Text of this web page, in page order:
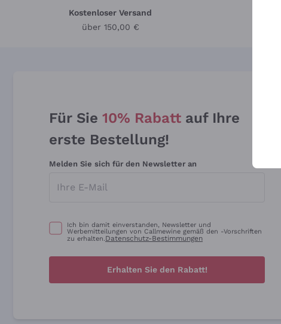
Kostenloser Versand
über 150,00 €
Für Sie 10% Rabatt auf Ihre
erste Bestellung!
Melden Sie sich für den Newsletter an
Ich bin damit einverstanden, Newsletter und
Werbemitteilungen von Callmewine gemäß den -Vorschriften
zu erhalten.Datenschutz-Bestimmungen
Erhalten Sie den Rabatt!